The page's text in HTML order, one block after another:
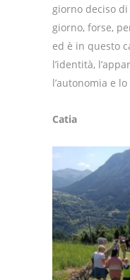
giorno deciso di
giorno, forse,
ed è in questo
l’identità,
l’autonomia e
Catia